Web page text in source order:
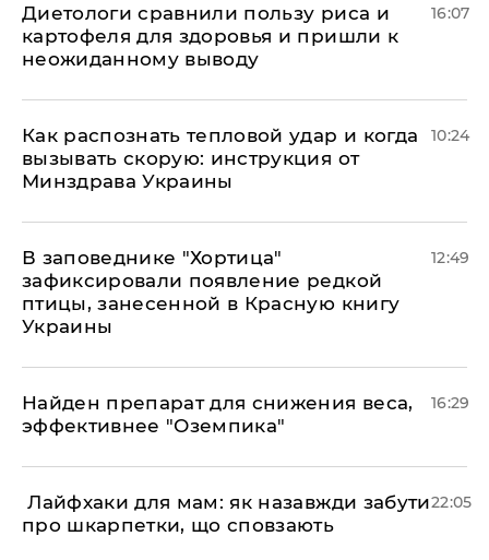
Диетологи сравнили пользу риса и
картофеля для здоровья и пришли к
неожиданному выводу
16:07
Как распознать тепловой удар и когда
вызывать скорую: инструкция от
Минздрава Украины
10:24
В заповеднике "Хортица"
зафиксировали появление редкой
птицы, занесенной в Красную книгу
Украины
12:49
Найден препарат для снижения веса,
эффективнее "Оземпика"
16:29
​ Лайфхаки для мам: як назавжди забути
про шкарпетки, що сповзають
22:05